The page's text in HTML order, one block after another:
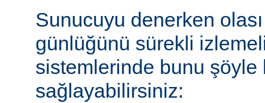
Sunucuyu denerken
günlüğünü sürekli
sistemlerinde bunu şöyle
sağlayabilirsiniz: